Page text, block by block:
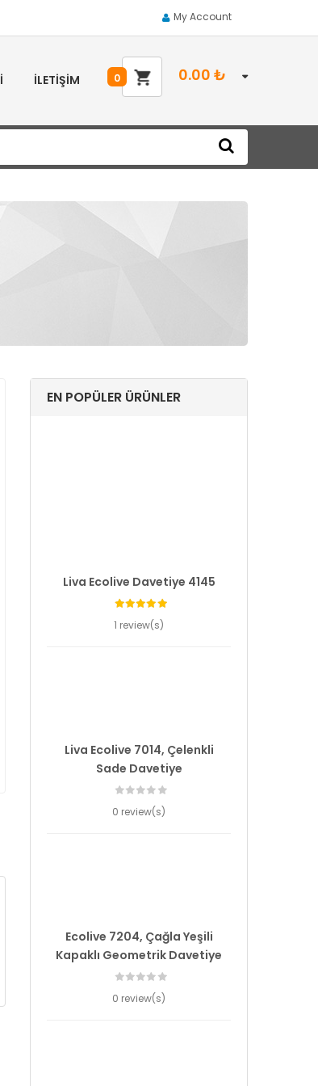
My Account
İLETIŞIM 0.00 ₺
0
EN POPÜLER ÜRÜNLER
Liva Ecolive Davetiye 4145
1 review(s)
Liva Ecolive 7014, Çelenkli
Sade Davetiye
0 review(s)
Ecolive 7204, Çağla Yeşili
Kapaklı Geometrik Davetiye
0 review(s)